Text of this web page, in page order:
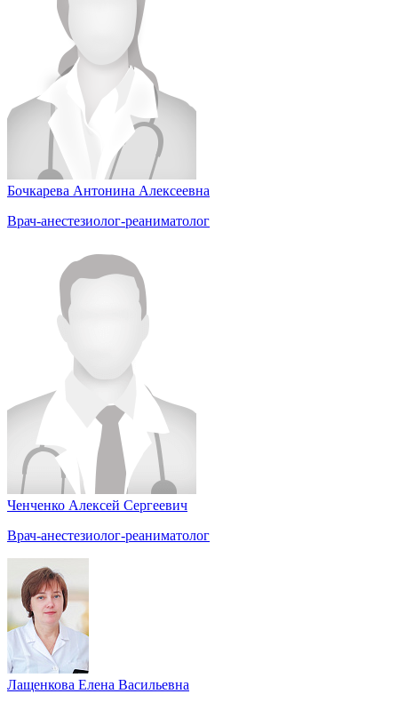
Бочкарева Антонина Алексеевна
Врач-анестезиолог-реаниматолог
Ченченко Алексей Сергеевич
Врач-анестезиолог-реаниматолог
Лащенкова Елена Васильевна